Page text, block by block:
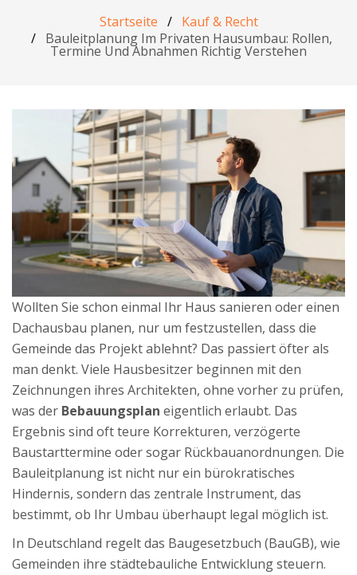
Startseite
Kauf & Recht
Bauleitplanung Im Privaten Hausumbau: Rollen,
Termine Und Abnahmen Richtig Verstehen
Wollten Sie schon einmal Ihr Haus sanieren oder einen
Dachausbau planen, nur um festzustellen, dass die
Gemeinde das Projekt ablehnt? Das passiert öfter als
man denkt. Viele Hausbesitzer beginnen mit den
Zeichnungen ihres Architekten, ohne vorher zu prüfen,
was der Bebauungsplan eigentlich erlaubt. Das
Ergebnis sind oft teure Korrekturen, verzögerte
Baustarttermine oder sogar Rückbauanordnungen. Die
Bauleitplanung ist nicht nur ein bürokratisches
Hindernis, sondern das zentrale Instrument, das
bestimmt, ob Ihr Umbau überhaupt legal möglich ist.
In Deutschland regelt das Baugesetzbuch (BauGB), wie
Gemeinden ihre städtebauliche Entwicklung steuern.